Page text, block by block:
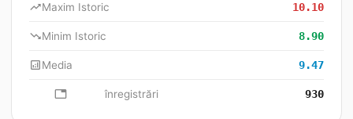
trending_upMaxim Istoric 10.10
trending_downMinim Istoric 8.90
analyticsMedia 9.47
database înregistrări 930